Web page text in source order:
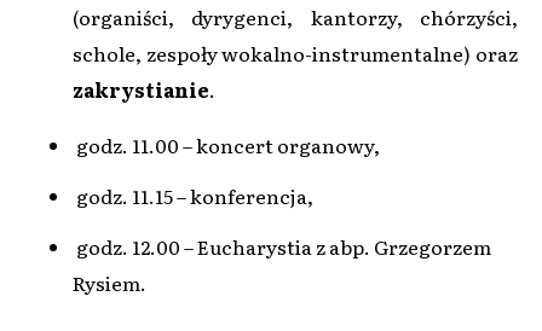
(organiści, dyrygenci, kantorzy, chórzyści,
schole, zespoły wokalno-instrumentalne) oraz
zakrystianie.
godz. 11.00 – koncert organowy,
godz. 11.15 – konferencja,
godz. 12.00 – Eucharystia z abp. Grzegorzem
Rysiem.